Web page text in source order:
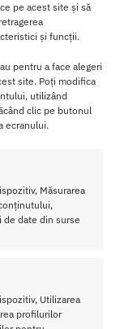
pe acest site și să
și funcții.
pentru a face alegeri
site. Poți modifica
utilizând
clic pe butonul
ecranului.
Măsurarea
date din surse
Utilizarea
profilurilor
ca acest cristal nu
butt plugul.
prindere pentruo
lumea, dar
de cuplu,
si a adauga o
jucarii erotice, Butt